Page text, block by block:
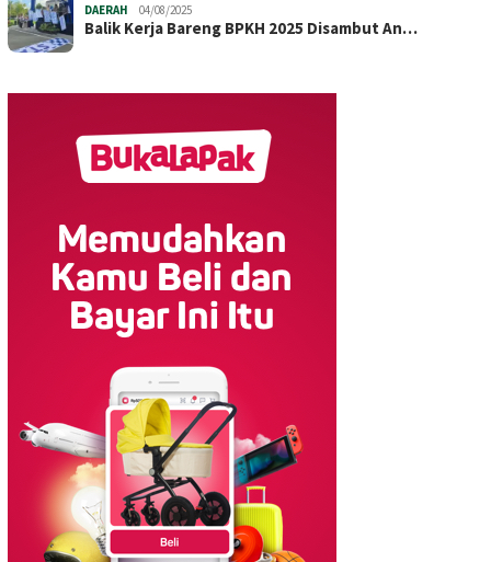
DAERAH 04/08/2025
Balik Kerja Bareng BPKH 2025 Disambut An…